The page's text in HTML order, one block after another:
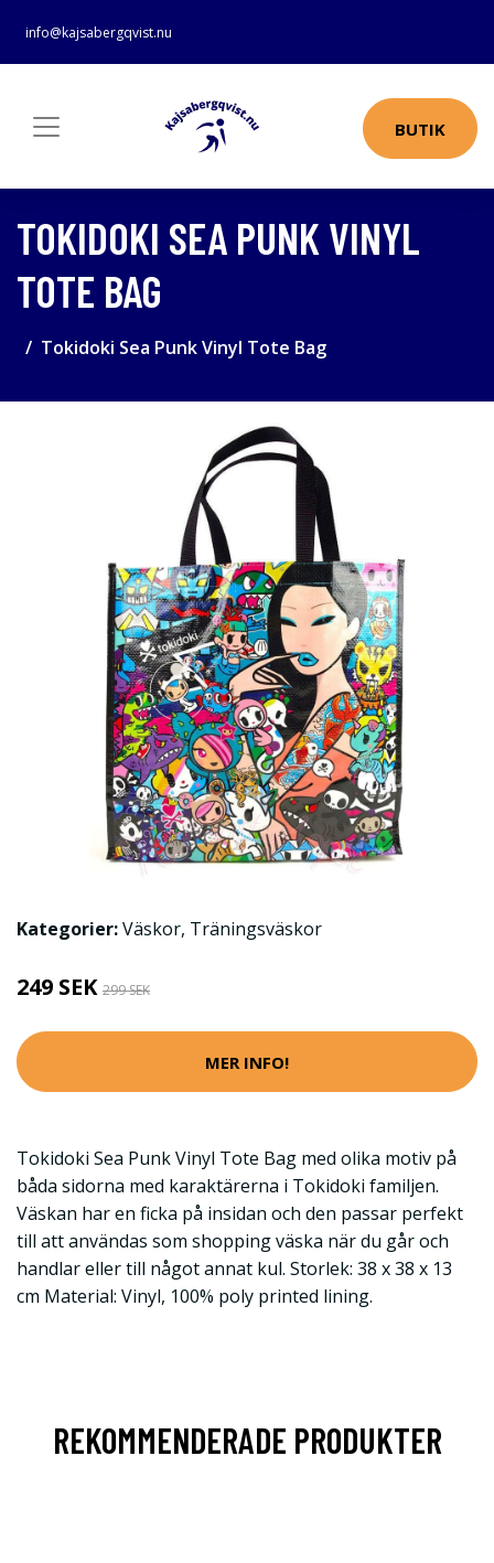
info@kajsabergqvist.nu
BUTIK
TOKIDOKI SEA PUNK VINYL
TOTE BAG
Tokidoki Sea Punk Vinyl Tote Bag
Kategorier:Väskor, Träningsväskor
249 SEK 299 SEK
MER INFO!
Tokidoki Sea Punk Vinyl Tote Bag med olika motiv på
båda sidorna med karaktärerna i Tokidoki familjen.
Väskan har en ficka på insidan och den passar perfekt
till att användas som shopping väska när du går och
handlar eller till något annat kul. Storlek: 38 x 38 x 13
cm Material: Vinyl, 100% poly printed lining.
REKOMMENDERADE PRODUKTER